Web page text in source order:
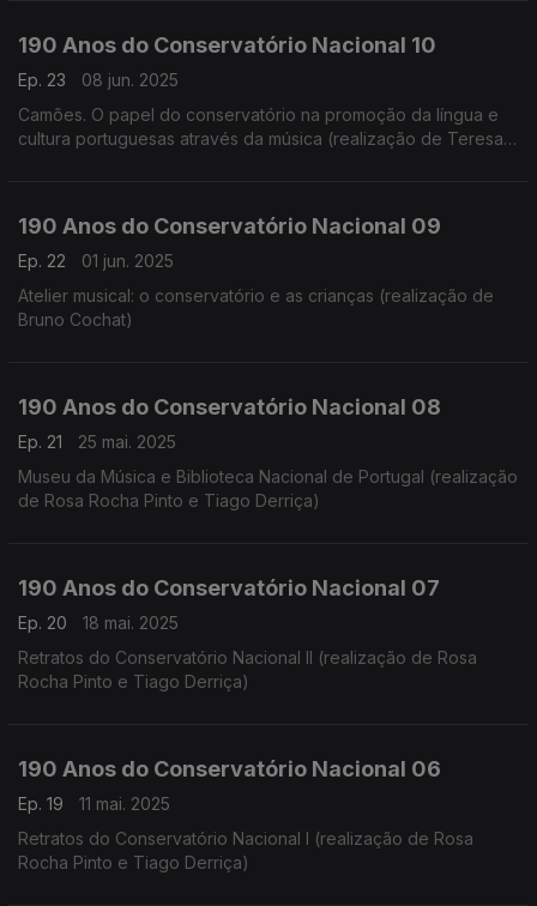
190 Anos do Conservatório Nacional 10
Ep. 23
08 jun. 2025
Camões. O papel do conservatório na promoção da língua e
cultura portuguesas através da música (realização de Teresa
190 Anos do Conservatório Nacional 09
Ep. 22
01 jun. 2025
Atelier musical: o conservatório e as crianças (realização de
Bruno Cochat)
190 Anos do Conservatório Nacional 08
Ep. 21
25 mai. 2025
Museu da Música e Biblioteca Nacional de Portugal (realização
de Rosa Rocha Pinto e Tiago Derriça)
190 Anos do Conservatório Nacional 07
Ep. 20
18 mai. 2025
Retratos do Conservatório Nacional II (realização de Rosa
Rocha Pinto e Tiago Derriça)
190 Anos do Conservatório Nacional 06
Ep. 19
11 mai. 2025
Retratos do Conservatório Nacional I (realização de Rosa
Rocha Pinto e Tiago Derriça)